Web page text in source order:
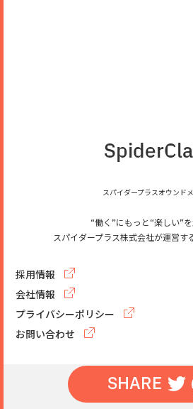
SHARE
スパイダープラスオウンド
“働く”にもっと“楽しい”
スパイダープラス株式会社が運営す
採用情報
会社情報
プライバシーポリシー
お問い合わせ
©SpiderPlus & Co. All rights